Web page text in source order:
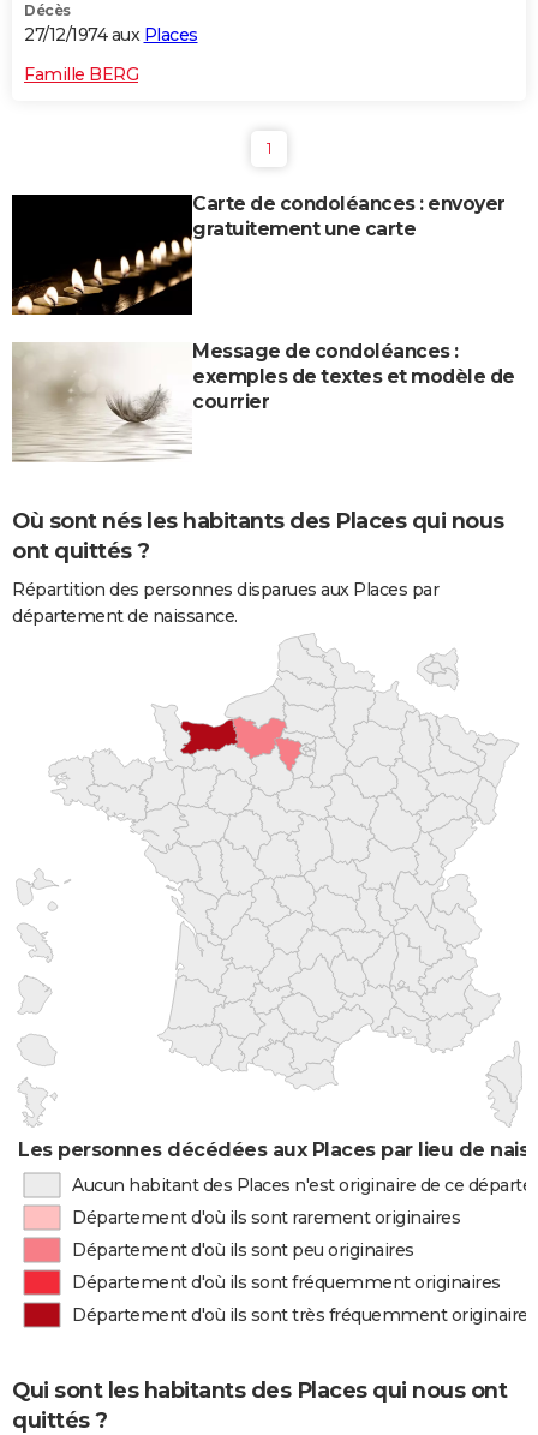
Décès
27/12/1974 aux Places
Famille BERG
1
Carte de condoléances : envoyer
gratuitement une carte
Message de condoléances :
exemples de textes et modèle de
courrier
Où sont nés les habitants des Places qui nous
ont quittés ?
Répartition des personnes disparues aux Places par
département de naissance.
Les personnes décédées aux Places par lieu de
Aucun habitant des Places n'est originaire de ce
Département d'où ils sont rarement originaires
Département d'où ils sont peu originaires
Département d'où ils sont fréquemment originaires
Département d'où ils sont très fréquemment originaires
Qui sont les habitants des Places qui nous ont
quittés ?